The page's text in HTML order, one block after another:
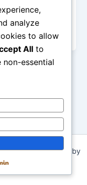
nombreux
mais peu y
| Powered by
analyze
to allow
All to
non-essential